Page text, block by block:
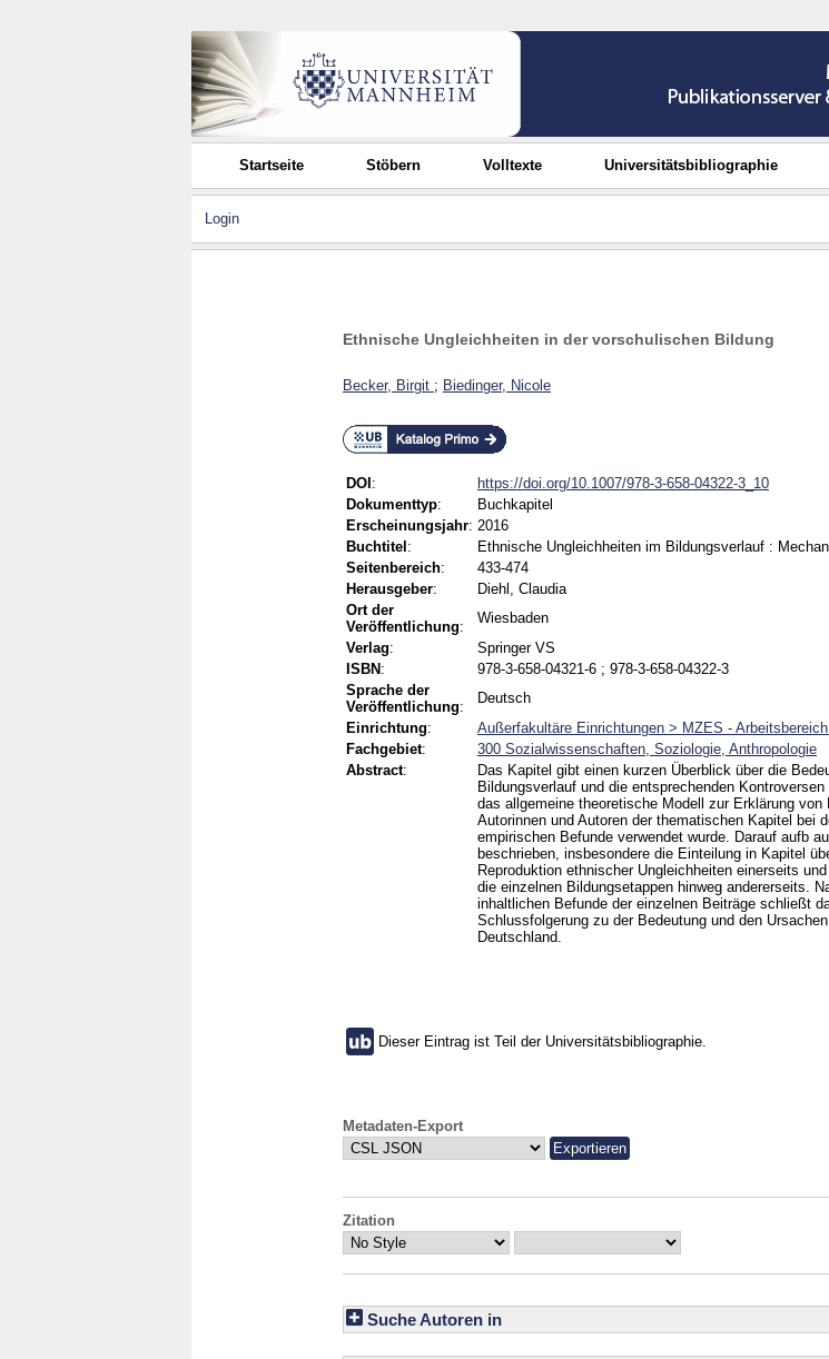
Startseite Stöbern Volltexte Universitätsbibliographie
Login
Ethnische Ungleichheiten in der vorschulischen Bildung
Becker, Birgit ; Biedinger, Nicole
DOI :
https://doi.org/10.1007/978-3-658-04322-3_10
Dokumenttyp:
Buchkapitel
Erscheinungsjahr: 2016
Buchtitel :
Ethnische Ungleichheiten im Bildungsverlauf :
Seitenbereich:
433-474
Herausgeber:
Diehl, Claudia
Ort der
Veröffentlichung:
Wiesbaden
Verlag:
Springer VS
ISBN :
978-3-658-04321-6 ; 978-3-658-04322-3
Sprache der
Veröffentlichung:
Deutsch
Einrichtung:
Außerfakultäre Einrichtungen > MZES -
Fachgebiet:
300 Sozialwissenschaften, Soziologie, Anthropologie
Abstract:
Das Kapitel gibt einen kurzen Überblick über die
Bildungsverlauf und die entsprechenden
das allgemeine theoretische Modell zur Erklärung
Autorinnen und Autoren der thematischen Kapitel bei
empirischen Befunde verwendet wurde. Darauf aufb
beschrieben, insbesondere die Einteilung in Kapitel
Reproduktion ethnischer Ungleichheiten einerseits
die einzelnen Bildungsetappen hinweg andererseits.
inhaltlichen Befunde der einzelnen Beiträge schließt
Schlussfolgerung zu der Bedeutung und den
Deutschland.
Dieser Eintrag ist Teil der Universitätsbibliographie.
Metadaten-Export
Zitation
Suche Autoren in